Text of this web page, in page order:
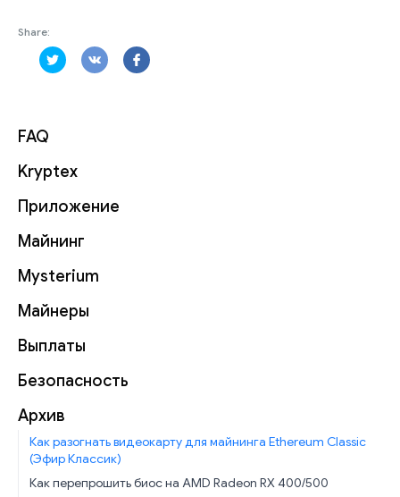
FAQ
Kryptex
Приложение
Майнинг
Mysterium
Майнеры
Выплаты
Безопасность
Архив
Как разогнать видеокарту для майнинга Ethereum Classic
(Эфир Классик)
Как перепрошить биос на AMD Radeon RX 400/500
Share: